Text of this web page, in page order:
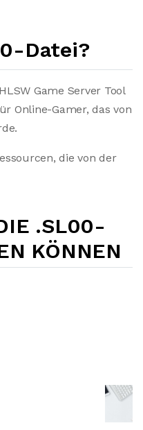
Datei?
Game Server Tool
Online-Gamer, das von
die von der
.SL00-
KÖNNEN